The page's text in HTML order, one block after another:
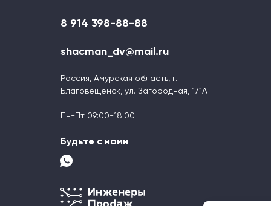
8 914 398-88-88
shacman_dv@mail.ru
Россия, Амурская область, г.
Благовещенск, ул. Загородная, 171А
Пн-Пт 09:00-18:00
Будьте с нами